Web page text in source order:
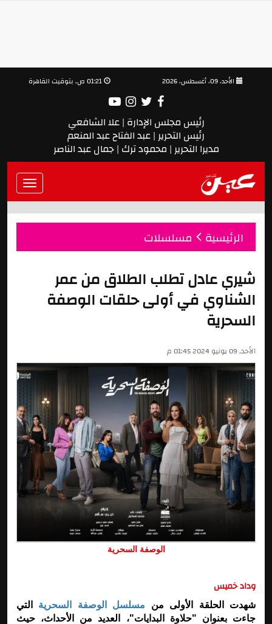
رئيس مجلس الإدارة | علا الشافعي
رئيس التحرير | عبد الفتاح عبد المنعم
مديرا التحرير | محمود ترك | جمال عبد الناصر
Toggle
الرئيسية مسلسلات
شيري عادل تطلب الطلاق من عمر
الشناوي في أولى حلقات الوصفة
السحرية
الأحد, 09 يونيو 2024 01:45 م
الوصفة السحرية
وداد خميس
شهدت الحلقة الأولى من مسلسل الوصفة السحرية التي
جاءت بعنوان "حلاوة البدايات"، العديد من الأحداث، حيث